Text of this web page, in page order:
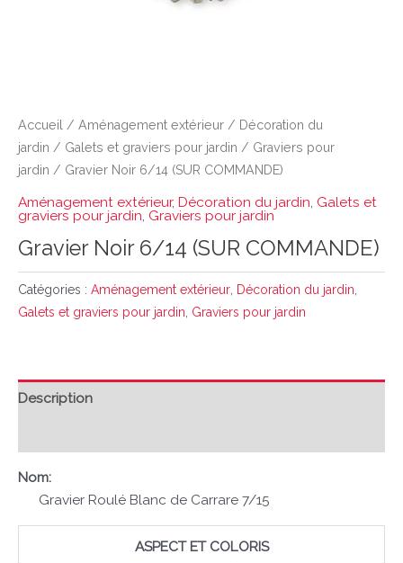
Accueil / Aménagement extérieur / Décoration du
jardin / Galets et graviers pour jardin / Graviers pour
jardin / Gravier Noir 6/14 (SUR COMMANDE)
Aménagement extérieur, Décoration du jardin Galets et
graviers pour jardin Graviers pour jardin
Gravier Noir 6/14 (SUR COMMANDE)
Catégories : Aménagement extérieur Décoration du jardin
Galets et graviers pour jardin Graviers pour jardin
Description
Nom:
Gravier Roulé Blanc de Carrare 7/15
ASPECT ET COLORIS